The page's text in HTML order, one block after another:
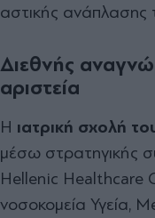
αστικής ανάπλασης
Διεθνής
αριστεία
Η ιατρική σχολή
μέσω στρατηγικής
Hellenic Healthcare
νοσοκομεία Υγεία,